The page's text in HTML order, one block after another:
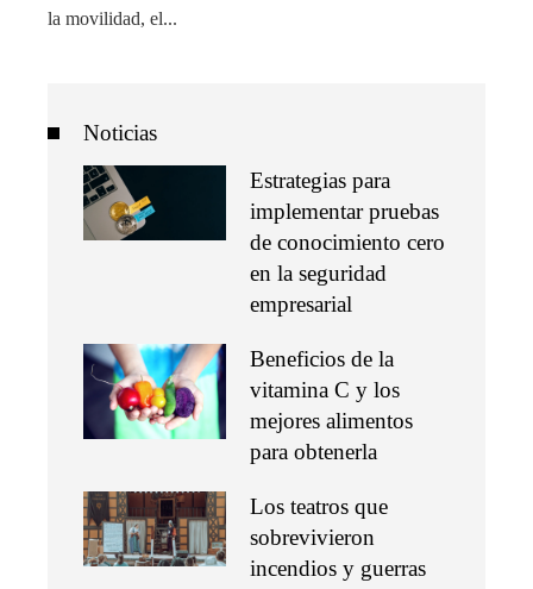
la movilidad, el...
Noticias
Estrategias para
implementar pruebas
de conocimiento cero
en la seguridad
empresarial
Beneficios de la
vitamina C y los
mejores alimentos
para obtenerla
Los teatros que
sobrevivieron
incendios y guerras